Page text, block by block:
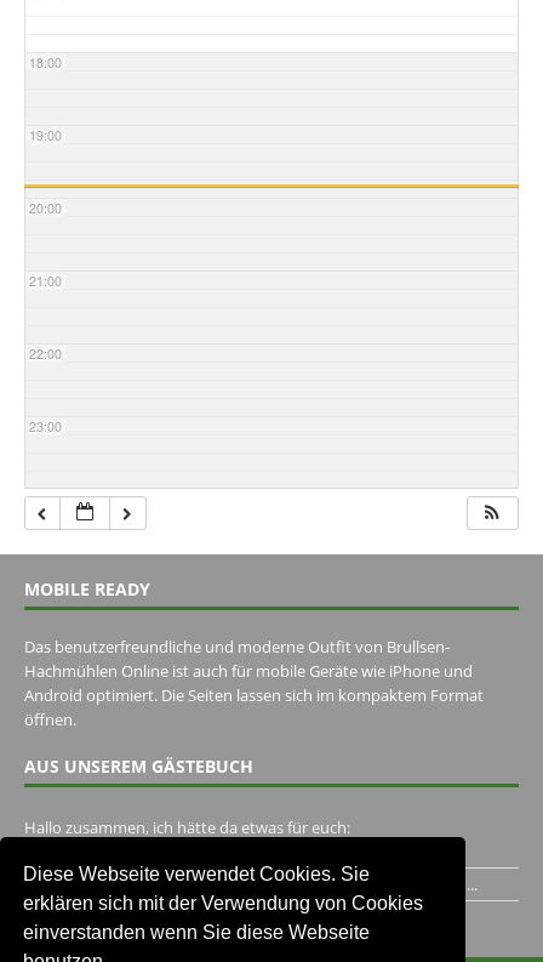
Diese Webseite verwendet Cookies. Sie
erklären sich mit der Verwendung von Cookies
einverstanden wenn Sie diese Webseite
18:00
19:00
20:00
21:00
22:00
23:00
MOBILE READY
Das benutzerfreundliche und moderne Outfit von Brullsen-
Hachmühlen Online ist auch für mobile Geräte wie iPhone und
Android optimiert. Die Seiten lassen sich im kompaktem Format
öffnen.
AUS UNSEREM GÄSTEBUCH
Hallo zusammen, ich hätte da etwas für euch:
Ich habe ein Jahr im Gasthaus Hugo Pape verbracht..Habe ihn...
Unser Gästebuch besuchen